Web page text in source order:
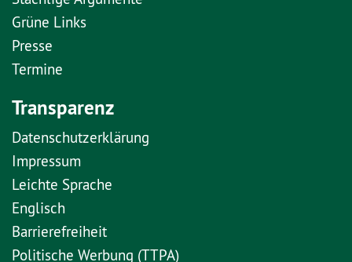
Grüne Links
Presse
Termine
Transparenz
Datenschutzerklärung
Impressum
Leichte Sprache
Englisch
Barrierefreiheit
Politische Werbung (TTPA)